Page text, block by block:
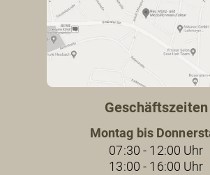
Geschäftszeiten
Montag bis
07:30 - 12:00 Uhr
13:00 - 16:00 Uhr